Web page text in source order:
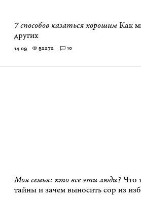
7 способов казаться хорошимКак
других
14.09 52272 10
Моя семья: кто все эти люди?Что
тайны и зачем выносить сор из